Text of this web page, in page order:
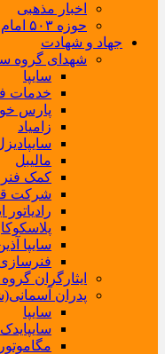
اخبار مذهبی
حوزه ۵۰۳ امام حسن مجتبی(ع) گروه سایپا
جهاد و شهادت
شهدای گروه
سایپا
خدمات
پارس
زامیاد
مالیبل
کمک فنر
شرکت
رادیاتور
سایپا
ایثارگران گروه
پدران
سایپا
سایپایدک
مگاموتور